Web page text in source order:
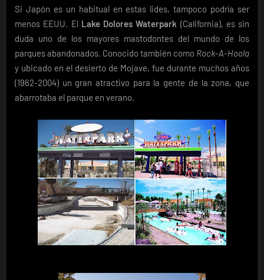
Si Japón es un habitual en estas lides, tampoco podría ser
menos EEUU. El Lake Dolores Waterpark (California), es sin
duda uno de los mayores mastodontes del mundo de los
parques abandonados. Conocido también como Rock-A-Hoola
y ubicado en el desierto de Mojave, fue durante muchos años
(1962-2004) un gran atractivo para la gente de la zona, que
abarrotaba el parque en verano.